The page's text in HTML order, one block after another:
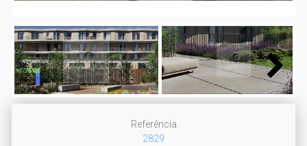
Next
Referência
2829